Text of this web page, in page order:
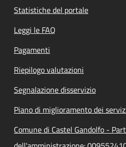
Statistiche del portale
Leggi le FAQ
Pagamenti
Riepilogo valutazioni
Segnalazione disservizio
Piano di miglioramento dei
Comune di Castel Gandolfo -